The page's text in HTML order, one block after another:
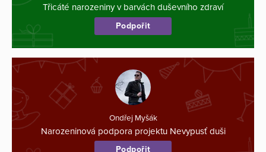
Třicáté narozeniny v barvách duševního zdraví
Podpořit
Ondřej Myšák
Narozeninová podpora projektu Nevypusť duši
Podpořit